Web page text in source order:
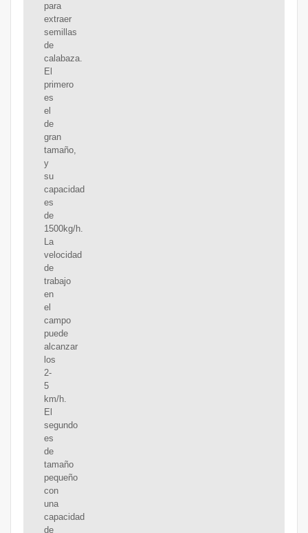
para
extraer
semillas
de
calabaza.
El
primero
es
el
de
gran
tamaño,
y
su
capacidad
es
de
1500kg/h.
La
velocidad
de
trabajo
en
el
campo
puede
alcanzar
los
2-
5
km/h.
El
segundo
es
de
tamaño
pequeño
con
una
capacidad
de